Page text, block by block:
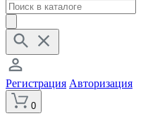
Регистрация Авторизация
0